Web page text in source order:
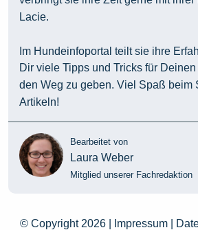
Lacie.
Im Hundeinfoportal teilt sie ihre
Dir viele Tipps und Tricks für
den Weg zu geben. Viel Spaß beim
Artikeln!
Bearbeitet von
Laura Weber
Mitglied unserer Fachredaktion
© Copyright 2026 | Impressum|